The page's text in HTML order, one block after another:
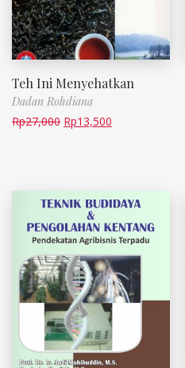
Teh Ini Menyehatkan
Dadan Rohdiana
Rp27,000 Rp13,500